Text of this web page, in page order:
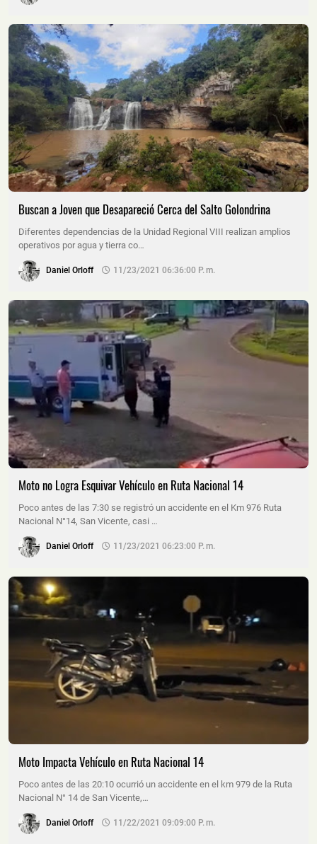
Buscan a Joven que Desapareció Cerca del Salto Golondrina
Diferentes dependencias de la Unidad Regional VIII realizan amplios
operativos por agua y tierra co…
Daniel Orloff 11/23/2021 06:36:00 P. M.
Moto no Logra Esquivar Vehículo en Ruta Nacional 14
Poco antes de las 7:30 se registró un accidente en el Km 976 Ruta
Nacional N°14, San Vicente, casi …
Daniel Orloff 11/23/2021 06:23:00 P. M.
Moto Impacta Vehículo en Ruta Nacional 14
Poco antes de las 20:10 ocurrió un accidente en el km 979 de la Ruta
Nacional N° 14 de San Vicente,…
Daniel Orloff 11/22/2021 09:09:00 P. M.